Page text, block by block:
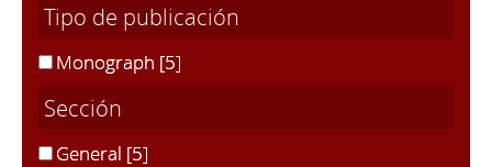
Tipo de publicación
Monograph [5]
Sección
General [5]